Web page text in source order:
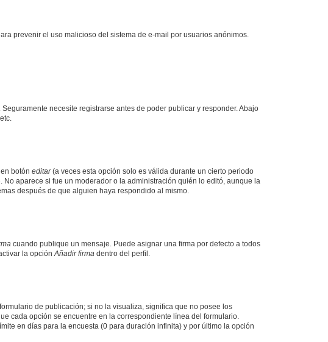
prevenir el uso malicioso del sistema de e-mail por usuarios anónimos.
necesite registrarse antes de poder publicar y responder. Abajo
botón editar(a veces esta opción solo es válida durante un cierto periodo
aparece si fue un moderador o la administración quién lo editó, aunque la
después de que alguien haya respondido al mismo.
cuando publique un mensaje. Puede asignar una firma por defecto a todos
la opciónAñadir firma dentro del perfil.
de publicación; si no la visualiza, significa que no posee los
cada opción se encuentre en la correspondiente línea del formulario.
en días para la encuesta (0 para duración infinita) y por último la opción